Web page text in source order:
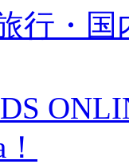
旅行・